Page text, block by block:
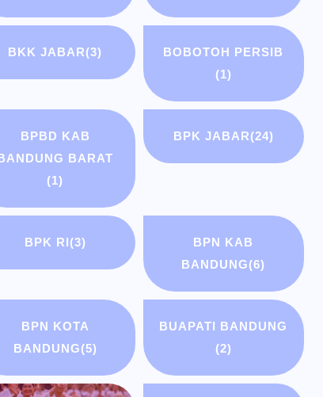
BKK JABAR(3)
BOBOTOH PERSIB
(1)
BPBD KAB
BARAT
(1)
BPK JABAR(24)
BPK RI(3)
BPN KAB
BANDUNG(6)
BPN KOTA
BANDUNG(5)
BUAPATI BANDUNG
(2)